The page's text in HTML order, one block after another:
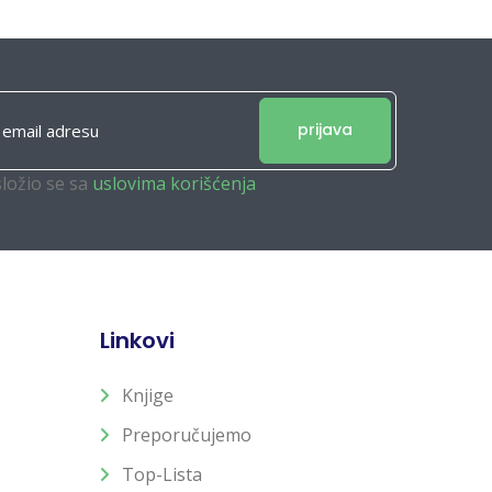
prijava
se sa uslovima korišćenja
Linkovi
Knjige
Preporučujemo
Top-Lista